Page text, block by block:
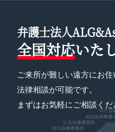
弁護士法人
全国対応いた
ご来所が難しい遠方にお
法律相談が可能です。
まずはお気軽にご相談くだ